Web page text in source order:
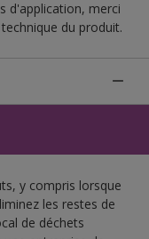
d'application, merci
du produit.
y compris lorsque
les restes de
de déchets